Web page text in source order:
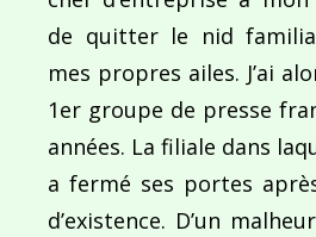
de quitter le nid
mes propres ailes. J’ai
1er groupe de presse
années. La filiale dans
a fermé ses portes
d’existence. D’un